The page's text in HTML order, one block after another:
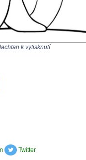
k vytisknutí
Twitter